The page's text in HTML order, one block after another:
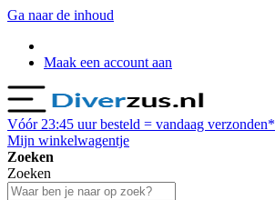
Ga naar de inhoud
Maak een account aan
Vóór 23:45 uur besteld = vandaag verzonden*
Mijn winkelwagentje
Zoeken
Zoeken